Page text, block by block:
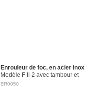
Enrouleur de foc, en acier inox
Modèle F II-2 avec tambour et
connexion filetée. Pour installation
BR0050